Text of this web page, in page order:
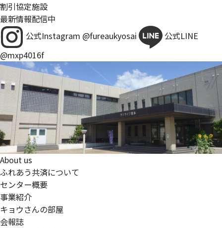
割引協定施設
最新情報配信中
公式Instagram @fureaukyosai
公式LINE
@mxp4016f
About us
ふれあう共済について
センター概要
事業紹介
キョウさんの部屋
会報誌